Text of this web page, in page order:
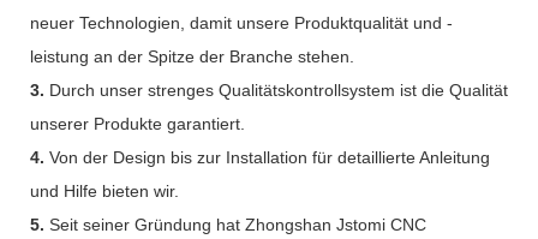
neuer Technologien, damit unsere Produktqualität und -
leistung an der Spitze der Branche stehen.
3. Durch unser strenges Qualitätskontrollsystem ist die Qualität
unserer Produkte garantiert.
4. Von der Design bis zur Installation für detaillierte Anleitung
und Hilfe bieten wir.
5. Seit seiner Gründung hat Zhongshan Jstomi CNC